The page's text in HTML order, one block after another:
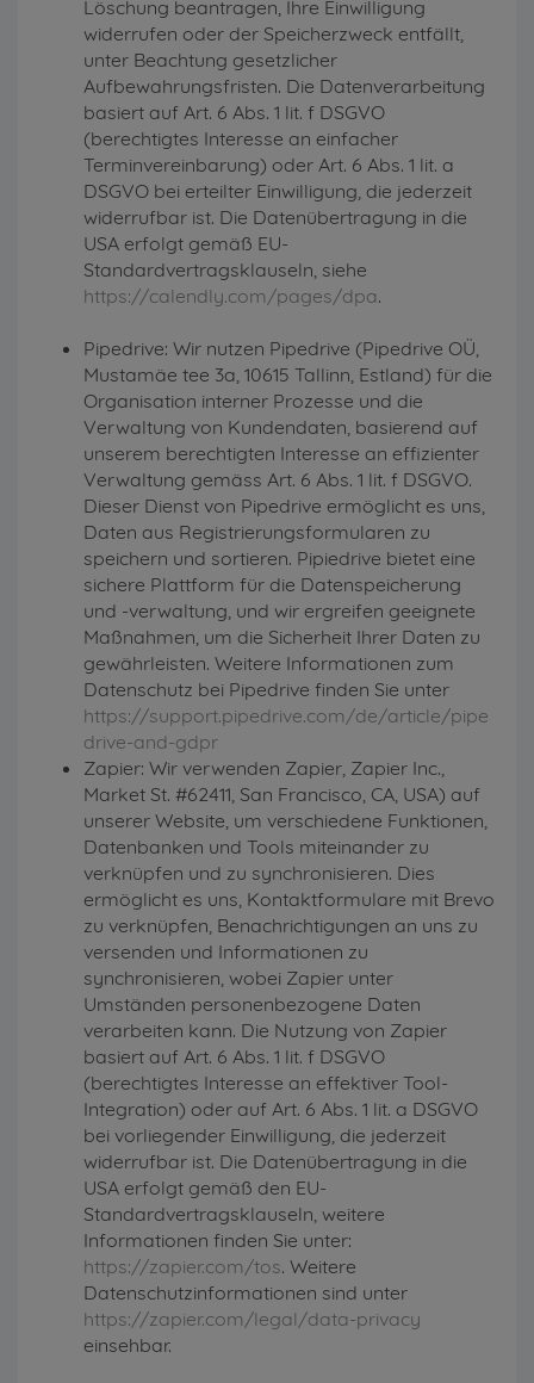
Löschung beantragen, Ihre Einwilligung
widerrufen oder der Speicherzweck entfällt,
unter Beachtung gesetzlicher
Aufbewahrungsfristen. Die Datenverarbeitung
basiert auf Art. 6 Abs. 1 lit. f DSGVO
(berechtigtes Interesse an einfacher
Terminvereinbarung) oder Art. 6 Abs. 1 lit. a
DSGVO bei erteilter Einwilligung, die jederzeit
widerrufbar ist. Die Datenübertragung in die
USA erfolgt gemäß EU-
Standardvertragsklauseln, siehe
https://calendly.com/pages/dpa.
Pipedrive: Wir nutzen Pipedrive (Pipedrive OÜ,
Mustamäe tee 3a, 10615 Tallinn, Estland) für die
Organisation interner Prozesse und die
Verwaltung von Kundendaten, basierend auf
unserem berechtigten Interesse an effizienter
Verwaltung gemäss Art. 6 Abs. 1 lit. f DSGVO.
Dieser Dienst von Pipedrive ermöglicht es uns,
Daten aus Registrierungsformularen zu
speichern und sortieren. Pipiedrive bietet eine
sichere Plattform für die Datenspeicherung
und -verwaltung, und wir ergreifen geeignete
Maßnahmen, um die Sicherheit Ihrer Daten zu
gewährleisten. Weitere Informationen zum
Datenschutz bei Pipedrive finden Sie unter
https://support.pipedrive.com/de/article/pipe
drive-and-gdpr
Zapier: Wir verwenden Zapier, Zapier Inc.,
Market St. #62411, San Francisco, CA, USA) auf
unserer Website, um verschiedene Funktionen,
Datenbanken und Tools miteinander zu
verknüpfen und zu synchronisieren. Dies
ermöglicht es uns, Kontaktformulare mit Brevo
zu verknüpfen, Benachrichtigungen an uns zu
versenden und Informationen zu
synchronisieren, wobei Zapier unter
Umständen personenbezogene Daten
verarbeiten kann. Die Nutzung von Zapier
basiert auf Art. 6 Abs. 1 lit. f DSGVO
(berechtigtes Interesse an effektiver Tool-
Integration) oder auf Art. 6 Abs. 1 lit. a DSGVO
bei vorliegender Einwilligung, die jederzeit
widerrufbar ist. Die Datenübertragung in die
USA erfolgt gemäß den EU-
Standardvertragsklauseln, weitere
Informationen finden Sie unter:
https://zapier.com/tos. Weitere
Datenschutzinformationen sind unter
https://zapier.com/legal/data-privacy
einsehbar.